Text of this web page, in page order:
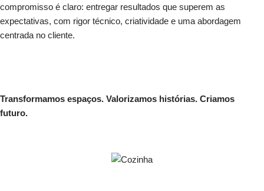
compromisso é claro: entregar resultados que superem as
expectativas, com rigor técnico, criatividade e uma abordagem
centrada no cliente.
Transformamos espaços. Valorizamos histórias. Criamos
futuro.